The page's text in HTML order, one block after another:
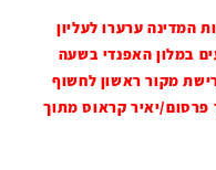
המדינה ערערו לעליון
במלון האפנדי בשעה
מקור ראשון לחשוף
פרסום/יאיר קראוס מתוך